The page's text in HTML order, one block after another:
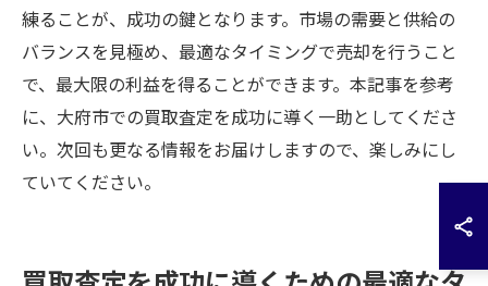
練ることが、成功の鍵となります。市場の需要と供給の
バランスを見極め、最適なタイミングで売却を行うこと
で、最大限の利益を得ることができます。本記事を参考
に、大府市での買取査定を成功に導く一助としてくださ
い。次回も更なる情報をお届けしますので、楽しみにし
ていてください。